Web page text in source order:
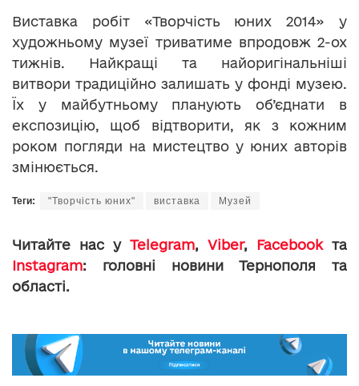
Виставка робіт «Творчість юних 2014» у
художньому музеї триватиме впродовж 2-ох
тижнів. Найкращі та найоригінальніші
витвори традиційно залишать у фонді музею.
Їх у майбутньому планують об’єднати в
експозицію, щоб відтворити, як з кожним
роком погляди на мистецтво у юних авторів
змінюється.
Теги: "Творчість юних" виставка Музей
Читайте нас у Telegram, Viber, Facebookта
Instagram: головні новини Тернополя та
області.